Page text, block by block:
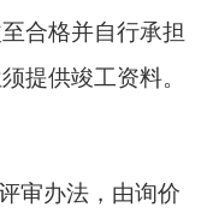
合格并自行承担
提供竣工资料。
审办法， 由询价